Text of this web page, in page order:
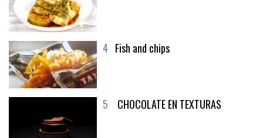
4 Fish and chips
5 CHOCOLATE EN TEXTURAS